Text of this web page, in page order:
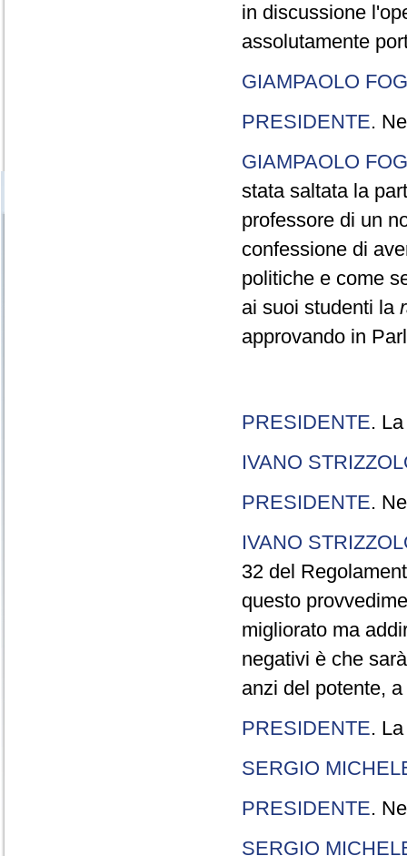
in discussione
assolutamente
GIAMPAOLO
PRESIDENTE.
GIAMPAOLO
stata saltata la
professore di un
confessione di
politiche e come
ai suoi studenti la
approvando in
PRESIDENTE.
IVANO
PRESIDENTE.
IVANO
32 del
questo
migliorato ma
negativi è che
anzi del potente,
PRESIDENTE.
SERGIO
PRESIDENTE.
SERGIO